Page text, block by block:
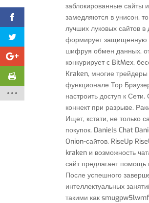
заблокированные сайты
замедляются в унисон,
лучших луковых сайтов
формирует защищенную
шифруя обмен данных,
конкурирует с BitMex,
Kraken, многие
функционале Тор
настроить доступ к
коннект при разрыве.
Ищет, кстати, не только
покупок. Daniels Chat
Onion-сайтов. RiseUp
kraken и возможность
сайт предлагает
После успешного
интеллектуальных
такими как